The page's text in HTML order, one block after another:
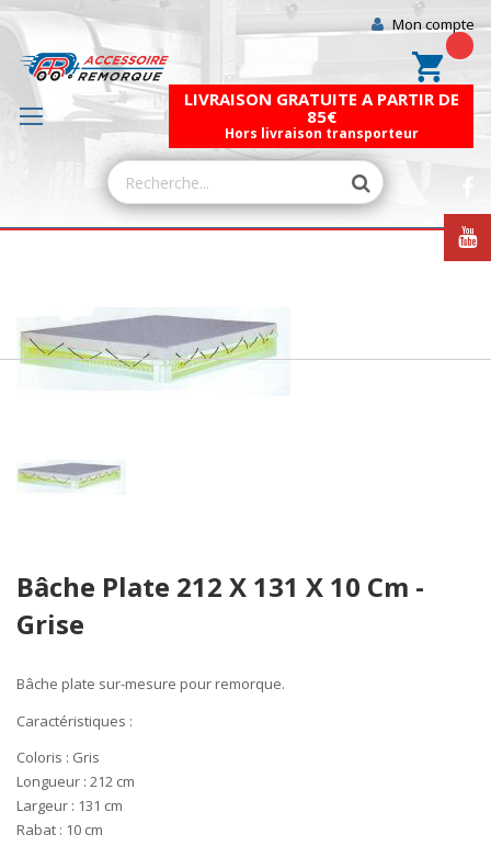
Mon compte
Mon
LIVRAISON GRATUITE A PARTIR DE
85€
Hors livraison transporteur
to
the
images
gallery
to
beginning
the
gallery
Bâche Plate 212 X 131 X 10 Cm -
Grise
Bâche plate sur-mesure pour remorque.
Caractéristiques :
Coloris : Gris
Longueur : 212 cm
Largeur : 131 cm
Rabat : 10 cm